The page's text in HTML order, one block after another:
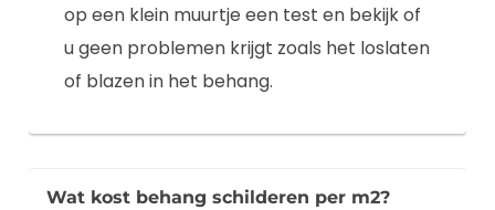
op een klein muurtje een test en bekijk of
u geen problemen krijgt zoals het loslaten
of blazen in het behang.
Wat kost behang schilderen per m2?